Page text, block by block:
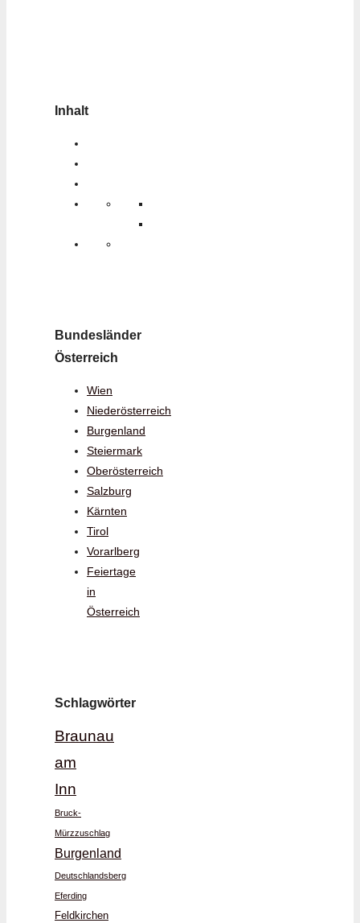
Inhalt
Bundesländer
Österreich
Wien
Niederösterreich
Burgenland
Steiermark
Oberösterreich
Salzburg
Kärnten
Tirol
Vorarlberg
Feiertage
in
Österreich
Schlagwörter
Braunau
am
Inn
Bruck-
Mürzzuschlag
Burgenland
Deutschlandsberg
Eferding
Feldkirchen